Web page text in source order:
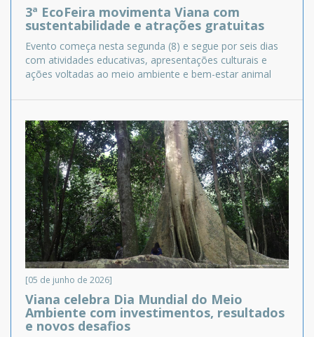
3ª EcoFeira movimenta Viana com
sustentabilidade e atrações gratuitas
Evento começa nesta segunda (8) e segue por seis dias
com atividades educativas, apresentações culturais e
ações voltadas ao meio ambiente e bem-estar animal
[05 de junho de 2026]
Viana celebra Dia Mundial do Meio
Ambiente com investimentos, resultados
e novos desafios